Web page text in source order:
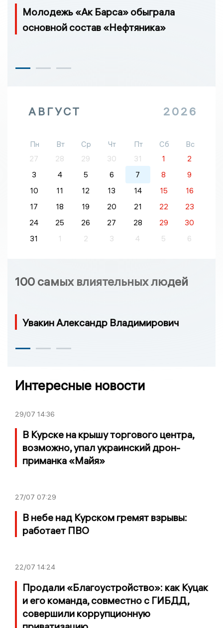
Молодежь «Ак Барса» обыграла
основной состав «Нефтяника»
АВГУСТ 2026
Пн Вт Ср Чт Пт Сб
Вс
27
28 29 30 31 1
2
3
4 5 6 7 8
9
10
11 12 13 14 15
16
17
18 19 20 21 22
23
24
25 26 27 28 29
30
31
1 2 3 4 5 6
100 самых влиятельных людей
Увакин Александр Владимирович
Интересные новости
29/07 14:36
В Курске на крышу торгового центра,
возможно, упал украинский дрон-
приманка «Майя»
27/07 07:29
В небе над Курском гремят взрывы:
работает ПВО
22/07 14:24
Продали «Благоустройство»: как Куцак
и его команда, совместно с ГИБДД,
совершили коррупционную